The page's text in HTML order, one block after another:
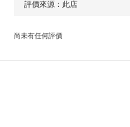
尚未有任何評價